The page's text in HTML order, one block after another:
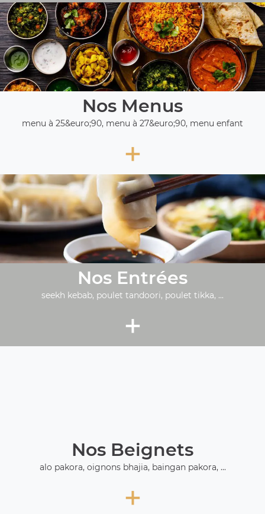
Nos Menus
menu à 25&euro;90, menu à 27&euro;90, menu enfant
+
Nos Entrées
seekh kebab, poulet tandoori, poulet tikka, ...
+
Nos Beignets
alo pakora, oignons bhajia, baingan pakora, ...
+